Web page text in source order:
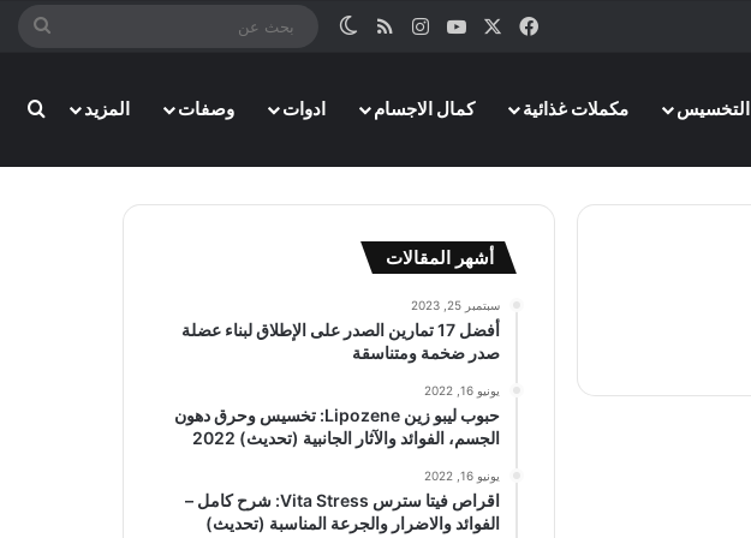
فيسبوك ‫YouTubeانستقرامملخص الموقع RSS
الوضع المظلم
التخسيس مكملات غذائية كمال الاجسام ادوات وصفات المزيد
أشهر المقالات
سبتمبر 25, 2023
أفضل 17 تمارين الصدر على الإطلاق لبناء عضلة
صدر ضخمة ومتناسقة
يونيو 16, 2022
حبوب ليبو زين Lipozene: تخسيس وحرق دهون
الجسم، الفوائد والآثار الجانبية (تحديث) 2022
يونيو 16, 2022
اقراص فيتا سترس Vita Stress: شرح كامل –
الفوائد والاضرار والجرعة المناسبة (تحديث)